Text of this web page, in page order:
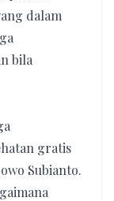
dalam
bila
gratis
Subianto.